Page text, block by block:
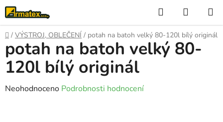
Přejít
na
obsah
Hledat
KOŠÍK
Domů
/ VÝSTROJ, OBLEČENÍ / potah na batoh velký 80-120l bílý originál
potah na batoh velký 80-
120l bílý originál
Průměrné
Neohodnoceno Podrobnosti hodnocení